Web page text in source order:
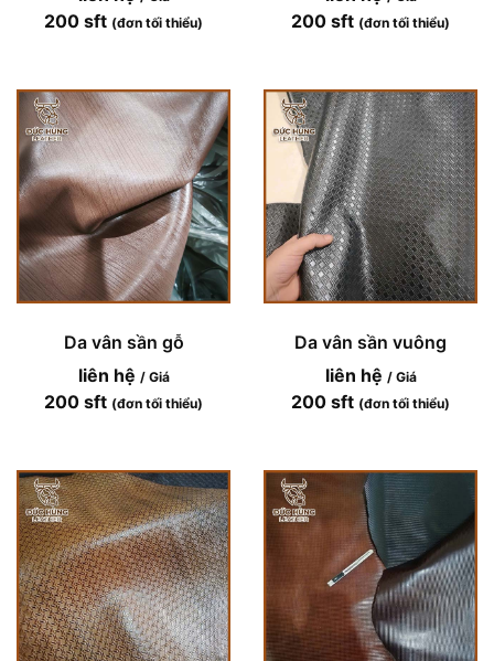
200 sft (đơn tối thiểu) 200 sft (đơn tối thiểu)
Da vân sần gỗ
liên hệ / Giá
200 sft (đơn tối thiểu)
Da vân sần vuông
liên hệ / Giá
200 sft (đơn tối thiểu)